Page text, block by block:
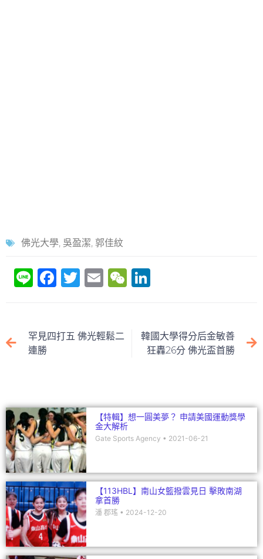
佛光大學, 吳盈潔, 郭佳紋
Li F
e
k
T
er
E
l
W
e
dI
罕見四打五 佛光輕鬆二
連勝
韓國大學得分后金敏善
狂轟26分 佛光盃首勝
【特輯】想一圓美夢？ 申請美國運動獎學
金大解析
Gate Sports Agency 2021-06-21
【113HBL】南山女籃撥雲見日 擊敗南湖
拿首勝
潘 郡瑤 2024-12-20